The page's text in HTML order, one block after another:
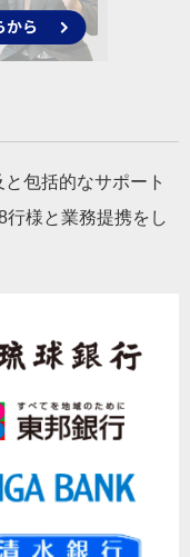
包括的なサポート
行様と業務提携をし